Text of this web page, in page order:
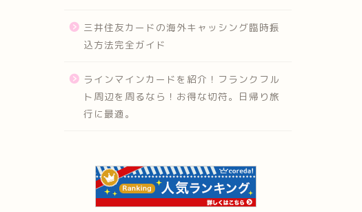
三井住友カードの海外キャッシング臨時振
込方法完全ガイド
ラインマインカードを紹介！フランクフル
ト周辺を周るなら！お得な切符。日帰り旅
行に最適。